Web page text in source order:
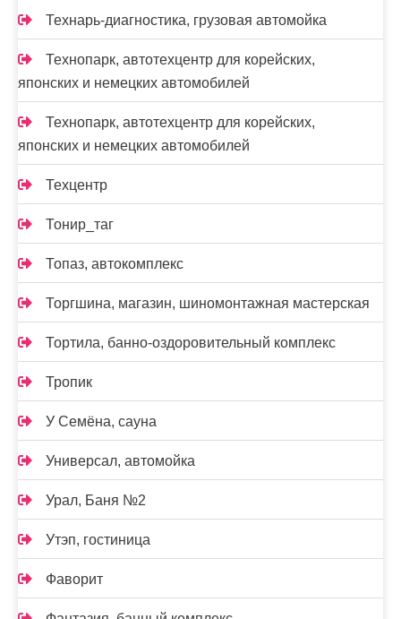
Технарь-диагностика, грузовая автомойка
Технопарк, автотехцентр для корейских,
японских и немецких автомобилей
Технопарк, автотехцентр для корейских,
японских и немецких автомобилей
Техцентр
Тонир_таг
Топаз, автокомплекс
Торгшина, магазин, шиномонтажная мастерская
Тортила, банно-оздоровительный комплекс
Тропик
У Семёна, сауна
Универсал, автомойка
Урал, Баня №2
Утэп, гостиница
Фаворит